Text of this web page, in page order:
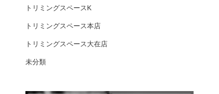
トリミングスペースK
トリミングスペース本店
トリミングスペース大在店
未分類